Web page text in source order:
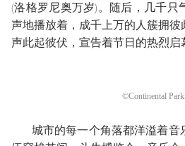
(洛格罗尼奥万岁)。随后，几千只
声地播放着，成千上万的人簇拥
声此起彼伏，宣告着节日的热烈启
©Continental
城市的每一个角落都洋溢着音